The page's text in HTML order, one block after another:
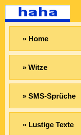
» Home
» Witze
» SMS-Sprüche
» Lustige Texte